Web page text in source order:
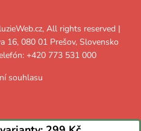
All rights reserved |
16, 080 01 Prešov, Slovensko
+420 773 531 000
souhlasu